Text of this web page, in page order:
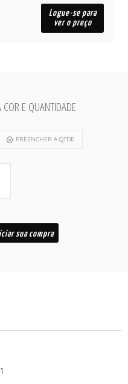
Logue-se para
ver o preço
E QUANTIDADE
PREENCHER A QTDE
sua compra